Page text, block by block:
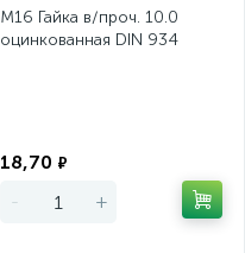
М16 Гайка в/проч. 10.0
оцинкованная DIN 934
18,70 ₽
- +